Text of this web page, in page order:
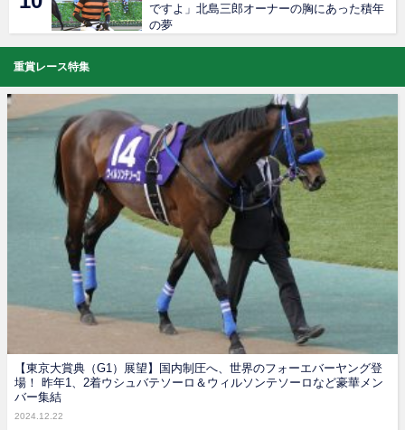
ですよ」北島三郎オーナーの胸にあった積年
の夢
重賞レース特集
【東京大賞典（G1）展望】国内制圧へ、世界のフォーエバーヤング登
場！ 昨年1、2着ウシュバテソーロ＆ウィルソンテソーロなど豪華メン
バー集結
2024.12.22